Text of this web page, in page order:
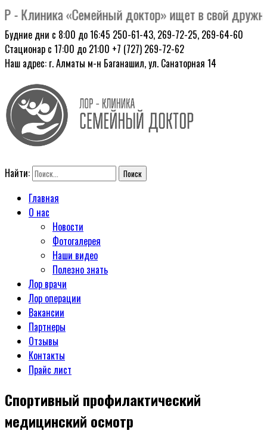
Клиника «Семейный доктор» ищет в свой дружный
Будние дни с 8:00 до 16:45 250-61-43, 269-72-25, 269-64-60
Стационар с 17:00 до 21:00 +7 (727) 269-72-62
Наш адрес: г. Алматы м-н Баганашил, ул. Санаторная 14
Найти:
Главная
О нас
Новости
Фотогалерея
Наши видео
Полезно знать
Лор врачи
Лор операции
Вакансии
Партнеры
Отзывы
Контакты
Прайс лист
Спортивный профилактический
медицинский осмотр